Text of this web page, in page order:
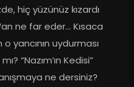
hiç yüzünüz kızardı
ne far eder… Kısaca
yancının uydurması
“Nazım’ın Kedisi”
ne dersiniz?